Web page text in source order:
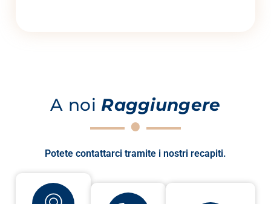
A noi Raggiungere
Potete contattarci tramite i nostri recapiti.